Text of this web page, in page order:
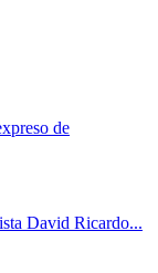
de
David Ricardo...